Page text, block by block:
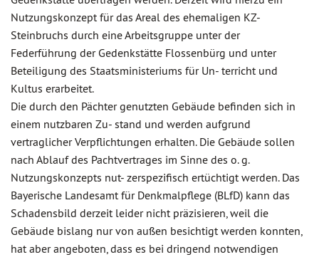
Nutzungskonzept für das Areal des ehemaligen KZ-
Steinbruchs durch eine Arbeitsgruppe unter der
Federführung der Gedenkstätte Flossenbürg und unter
Beteiligung des Staatsministeriums für Un- terricht und
Kultus erarbeitet.
Die durch den Pächter genutzten Gebäude befinden sich in
einem nutzbaren Zu- stand und werden aufgrund
vertraglicher Verpflichtungen erhalten. Die Gebäude sollen
nach Ablauf des Pachtvertrages im Sinne des o. g.
Nutzungskonzepts nut- zerspezifisch ertüchtigt werden. Das
Bayerische Landesamt für Denkmalpflege (BLfD) kann das
Schadensbild derzeit leider nicht präzisieren, weil die
Gebäude bislang nur von außen besichtigt werden konnten,
hat aber angeboten, dass es bei dringend notwendigen